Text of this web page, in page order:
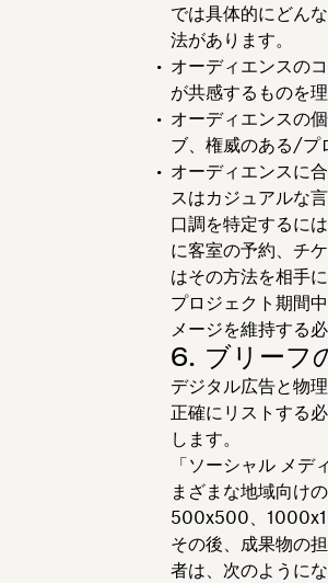
では具体的にどん
法があります。
オーディエンスの
が共感するものを
オーディエンスの
ブ、権威のある/プ
オーディエンスに
スはカジュアルな
口調を特定するに
に客室の予約、チ
はその方法を相手
プロジェクト期間
メージを維持する
6. ブリーフ
デジタル広告と物
正確にリストする
します。
「ソーシャル メ
まざまな地域向け
500x500、
その後、成果物の
者は、次のようにな